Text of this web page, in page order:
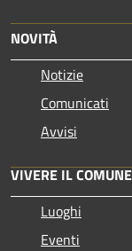
NOVITÀ
Notizie
Comunicati
Avvisi
VIVERE IL COMUNE
Luoghi
Eventi